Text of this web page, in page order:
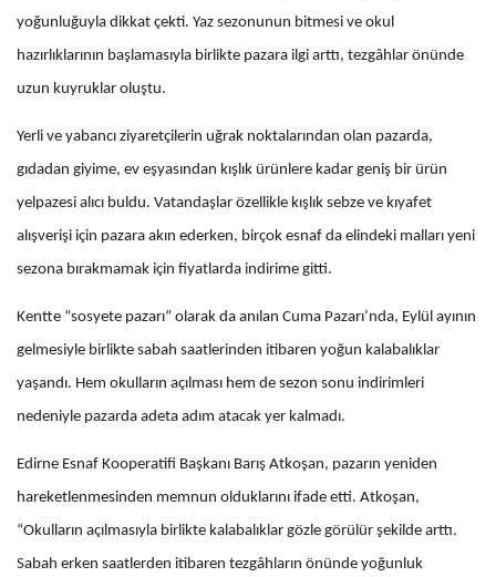
yoğunluğuyla dikkat çekti. Yaz sezonunun bitmesi ve okul
hazırlıklarının başlamasıyla birlikte pazara ilgi arttı, tezgâhlar önünde
uzun kuyruklar oluştu.
Yerli ve yabancı ziyaretçilerin uğrak noktalarından olan pazarda,
gıdadan giyime, ev eşyasından kışlık ürünlere kadar geniş bir ürün
yelpazesi alıcı buldu. Vatandaşlar özellikle kışlık sebze ve kıyafet
alışverişi için pazara akın ederken, birçok esnaf da elindeki malları yeni
sezona bırakmamak için fiyatlarda indirime gitti.
Kentte “sosyete pazarı” olarak da anılan Cuma Pazarı’nda, Eylül ayının
gelmesiyle birlikte sabah saatlerinden itibaren yoğun kalabalıklar
yaşandı. Hem okulların açılması hem de sezon sonu indirimleri
nedeniyle pazarda adeta adım atacak yer kalmadı.
Edirne Esnaf Kooperatifi Başkanı Barış Atkoşan, pazarın yeniden
hareketlenmesinden memnun olduklarını ifade etti. Atkoşan,
“Okulların açılmasıyla birlikte kalabalıklar gözle görülür şekilde arttı.
Sabah erken saatlerden itibaren tezgâhların önünde yoğunluk